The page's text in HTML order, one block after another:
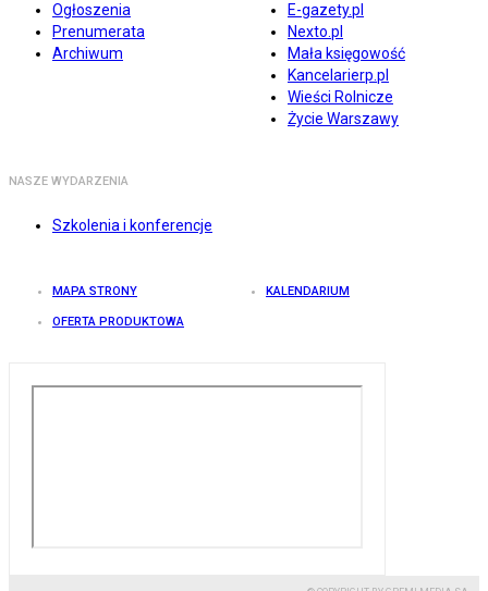
Ogłoszenia
Prenumerata
Archiwum
E-gazety.pl
Nexto.pl
Mała księgowość
Kancelarierp.pl
Wieści Rolnicze
Życie Warszawy
NASZE WYDARZENIA
Szkolenia i konferencje
MAPA STRONY KALENDARIUM
OFERTA PRODUKTOWA